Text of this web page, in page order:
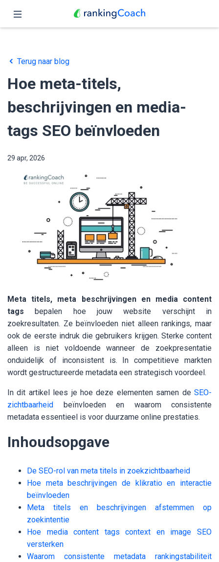
Functies
Prijzen
Partners
Blog
Nederlands
Terug naar blog
Hoe meta-titels,
beschrijvingen en media-
tags SEO beïnvloeden
29 apr, 2026
Meta titels, meta beschrijvingen en media content
tags bepalen hoe jouw website verschijnt in
zoekresultaten. Ze beïnvloeden niet alleen rankings, maar
ook de eerste indruk die gebruikers krijgen. Sterke content
alleen is niet voldoende wanneer de zoekpresentatie
onduidelijk of inconsistent is. In competitieve markten
wordt gestructureerde metadata een strategisch voordeel.
In dit artikel lees je hoe deze elementen samen de SEO-
zichtbaarheid
beïnvloeden en waarom consistente
metadata essentieel is voor duurzame online prestaties.
Inhoudsopgave
De SEO-rol van meta titels in zoekzichtbaarheid
Hoe meta beschrijvingen de klikratio en interactie
beïnvloeden
Meta titels en beschrijvingen afstemmen op
zoekintentie
Hoe media content tags context en image SEO
versterken
Waarom consistente metadata rankingstabiliteit